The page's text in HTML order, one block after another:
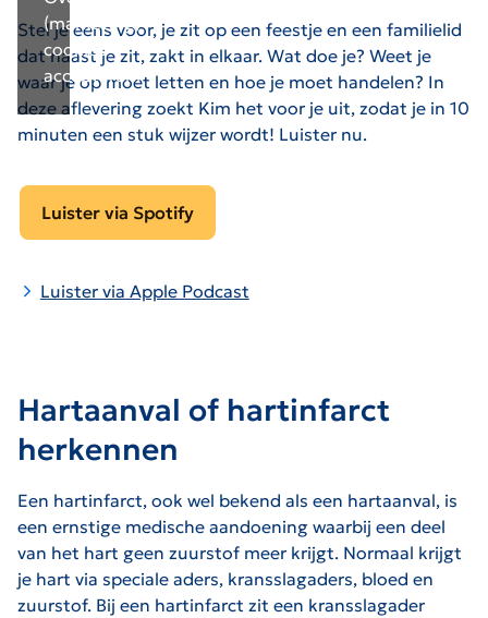
(marketing)
cookies
accepteren.
Stel je eens voor, je zit op een feestje en een familielid
dat naast je zit, zakt in elkaar. Wat doe je? Weet je
waar je op moet letten en hoe je moet handelen? In
deze aflevering zoekt Kim het voor je uit, zodat je in 10
minuten een stuk wijzer wordt! Luister nu.
Luister via Spotify
Luister via Apple Podcast
Hartaanval of hartinfarct
herkennen
Een hartinfarct, ook wel bekend als een hartaanval, is
een ernstige medische aandoening waarbij een deel
van het hart geen zuurstof meer krijgt. Normaal krijgt
je hart via speciale aders, kransslagaders, bloed en
zuurstof. Bij een hartinfarct zit een kransslagader